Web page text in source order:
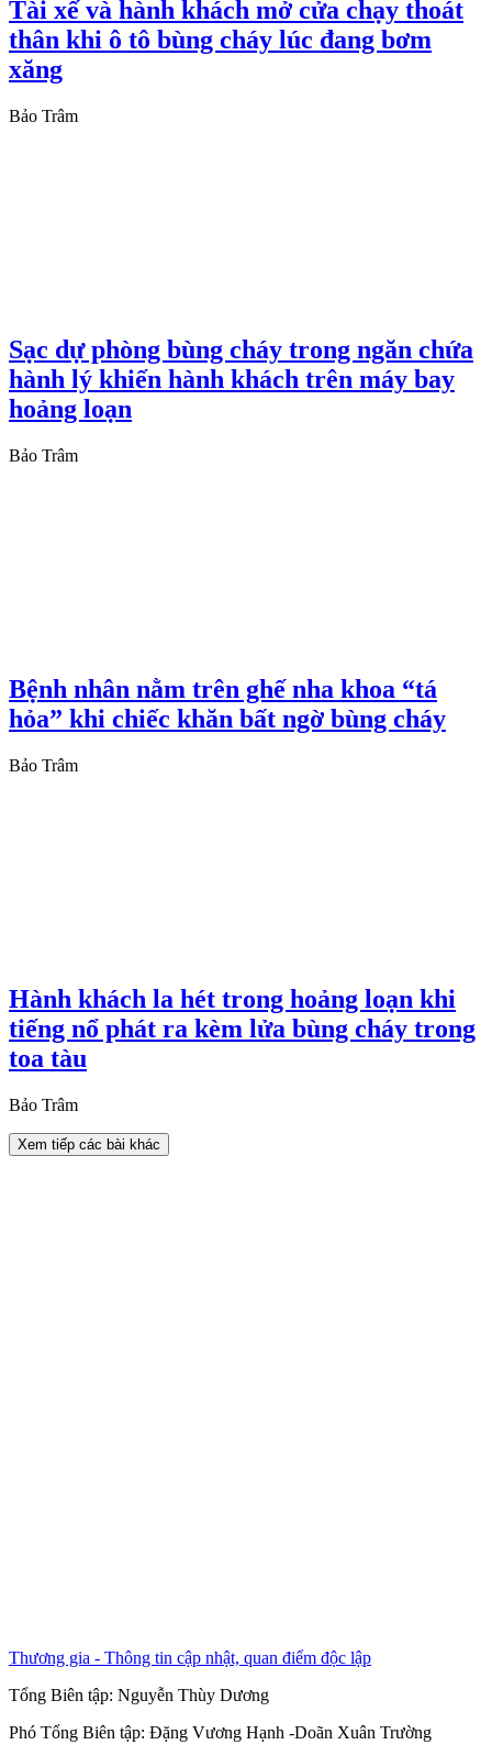
Tài xế và hành khách mở cửa chạy thoát
thân khi ô tô bùng cháy lúc đang bơm
xăng
Bảo Trâm
Sạc dự phòng bùng cháy trong ngăn chứa
hành lý khiến hành khách trên máy bay
hoảng loạn
Bảo Trâm
Bệnh nhân nằm trên ghế nha khoa “tá
hỏa” khi chiếc khăn bất ngờ bùng cháy
Bảo Trâm
Hành khách la hét trong hoảng loạn khi
tiếng nổ phát ra kèm lửa bùng cháy trong
toa tàu
Bảo Trâm
Xem tiếp các bài khác
Thương gia - Thông tin cập nhật, quan điểm độc lập
Tổng Biên tập: Nguyễn Thùy Dương
Phó Tổng Biên tập: Đặng Vương Hạnh -Doãn Xuân Trường